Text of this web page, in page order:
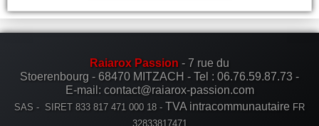
Raiarox Passion - 7 rue du
Stoerenbourg - 68470 MITZACH - Tel : 06.76.59.87.73 -
E-mail: contact@raiarox-passion.com
SAS - SIRET 833 817 471 000 18 - TVA intracommunautaire FR
32833817471